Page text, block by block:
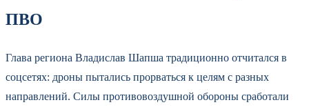
ПВО
Глава региона Владислав Шапша традиционно отчитался в
соцсетях: дроны пытались прорваться к целям с разных
направлений. Силы противовоздушной обороны сработали